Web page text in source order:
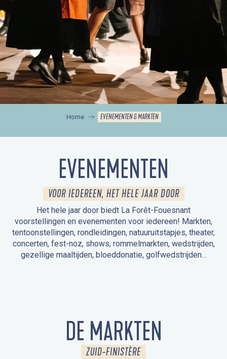
Home EVENEMENTEN & MARKTEN
EVENEMENTEN
VOOR IEDEREEN, HET HELE JAAR DOOR
Het hele jaar door biedt La Forêt-Fouesnant
voorstellingen en evenementen voor iedereen! Markten,
tentoonstellingen, rondleidingen, natuuruitstapjes, theater,
concerten, fest-noz, shows, rommelmarkten, wedstrijden,
gezellige maaltijden, bloeddonatie, golfwedstrijden…
DE MARKTEN
ZUID-FINISTÈRE